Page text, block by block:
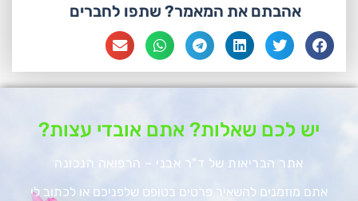
אהבתם את המאמר? שתפו לחברים
יש לכם שאלות? אתם אובדי עצות?
אתר הבריאות של ד"ר אבני – הרפואה הנכונה
אתם מוזמנים להשאיר פרטים בטופס שלפניכם או לכתוב לי